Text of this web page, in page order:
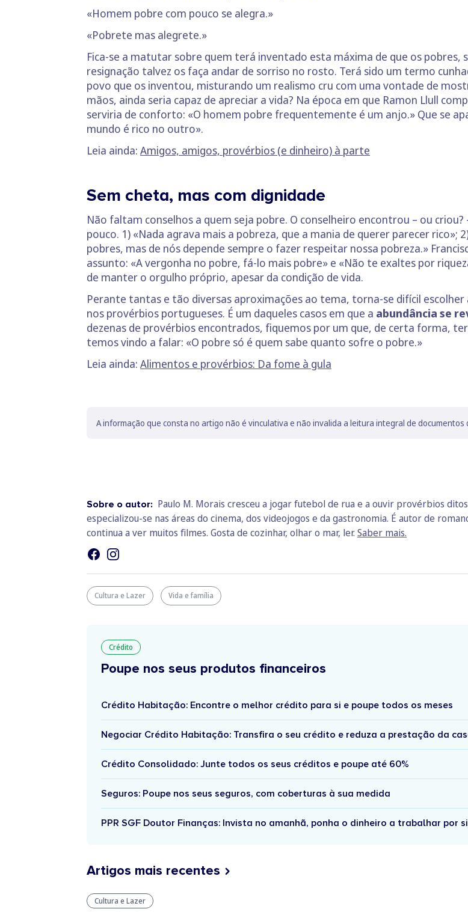
«Homem pobre com pouco se alegra.»
«Pobrete mas alegrete.»
Fica-se a matutar sobre quem terá inventado esta máxima de que os pobres,
resignação talvez os faça andar de sorriso no rosto. Terá sido um termo
povo que os inventou, misturando um realismo cru com uma vontade de
mãos, ainda seria capaz de apreciar a vida? Na época em que Ramon Llull
serviria de conforto: «O homem pobre frequentemente é um anjo.» Que se
mundo é rico no outro».
Leia ainda: Amigos, amigos, provérbios (e dinheiro) à parte
Sem cheta, mas com dignidade
Não faltam conselhos a quem seja pobre. O conselheiro encontrou – ou
pouco. 1) «Nada agrava mais a pobreza, que a mania de querer parecer rico»;
pobres, mas de nós depende sempre o fazer respeitar nossa pobreza.»
assunto: «A vergonha no pobre, fá-lo mais pobre» e «Não te exaltes por
de manter o orgulho próprio, apesar da condição de vida.
Perante tantas e tão diversas aproximações ao tema, torna-se difícil
nos provérbios portugueses. É um daqueles casos em que a abundância se
dezenas de provérbios encontrados, fiquemos por um que, de certa forma,
temos vindo a falar: «O pobre só é quem sabe quanto sofre o pobre.»
Leia ainda: Alimentos e provérbios: Da fome à gula
A informação que consta no artigo não é vinculativa e não invalida a leitura integral de documentos
Sobre o autor: Paulo M. Morais cresceu a jogar futebol de rua e a ouvir provérbios
especializou-se nas áreas do cinema, dos videojogos e da gastronomia. É autor de
continua a ver muitos filmes. Gosta de cozinhar, olhar o mar, ler.Saber mais.
Cultura e Lazer Vida e família
Crédito
Poupe nos seus produtos financeiros
Crédito Habitação: Encontre o melhor crédito para si e poupe todos os meses
Negociar Crédito Habitação: Transfira o seu crédito e reduza a prestação da
Crédito Consolidado: Junte todos os seus créditos e poupe até 60%
Seguros: Poupe nos seus seguros, com coberturas à sua medida
PPR SGF Doutor Finanças: Invista no amanhã, ponha o dinheiro a trabalhar por si
Artigos mais recentes
Cultura e Lazer